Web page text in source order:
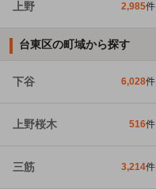
上野 2,985件
台東区の町域から探す
下谷 6,028件
上野桜木 516件
三筋 3,214件